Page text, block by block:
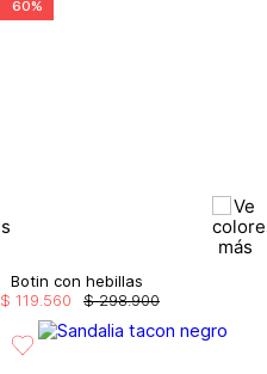
60%
Botin con hebillas
$ 298.900
$ 119.560